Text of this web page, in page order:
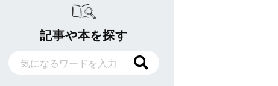
記事や本を探す